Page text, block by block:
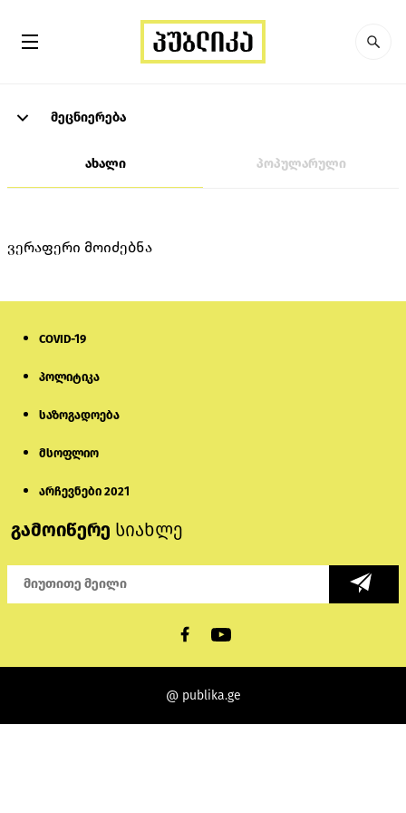
მეცნიერება
ახალი პოპულარული
ვერაფერი მოიძებნა
COVID-19
პოლიტიკა
საზოგადოება
მსოფლიო
არჩევნები 2021
გამოიწერე სიახლე
@ publika.ge